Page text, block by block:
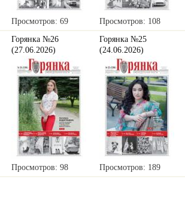
Просмотров: 69
Просмотров: 108
Горянка №26
(27.06.2026)
Просмотров: 98
Горянка №25
(24.06.2026)
Просмотров: 189